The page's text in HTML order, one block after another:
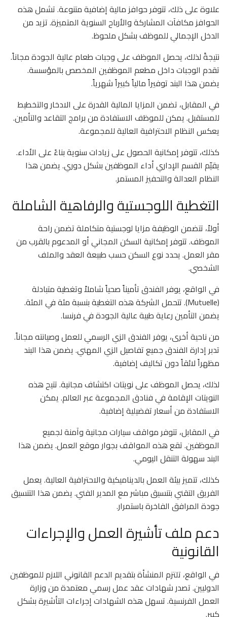
علاوة على ذلك، تتوفر حوافز مالية إضافية متنوعة. تشمل هذه
الحوافز مكافآت المشاركة والأرباح السنوية المتميزة. تزيد من
الدخل الإجمالي للموظف بشكل ملحوظ.
نتيجةً لذلك، يحصل الموظف على وجبات طعام عالية الجودة مجاناً.
تقدم الوجبات داخل مطعم الموظفين المخصص بالمؤسسة.
يضمن هذا البند توفيراً مالياً كبيراً شهرياً.
في المقابل، تضمن المزايا المالية القدرة على الادخار والتخطيط
للمستقبل. يمكن للموظف الاستفادة من برامج التقاعد والتأمين.
يعكس النظام الاحترافية العالية للمجموعة.
كذلك، تتوفر إمكانية الحصول على زيادات سنوية بناءً على الأداء.
يقيّم القسم الإداري أداء الموظفين بشكل دوري. يضمن هذا
النظام العدالة والتحفيز المستمر.
التغطية اللوجستية والرفاهية الشاملة
أولاً، تتضمن الوظيفة مزايا لوجستية متكاملة تضمن راحة
الموظف. تتوفر إمكانية السكن المجاني أو المدعوم بالقرب من
مقر العمل. يحدد نوع السكن حسب طبيعة العقد والملف
الشخصي.
في الواقع، يوفر الفندق تأميناً صحياً شاملاً وتغطية متبادلة
(Mutuelle). تتحمل الشركة هذه التغطية بنسبة مئة في المئة.
يضمن التأمين رعاية طبية عالية الجودة في فرنسا.
من ناحية أخرى، يوفر الفندق الزي الرسمي للعمل وصيانته مجاناً.
تدبر إدارة الفندق جميع تفاصيل الزي المهني. يضمن هذا البند
مظهراً لائقاً دون تكاليف إضافية.
لذلك، يحصل الموظف على نويتات اكتشاف مجانية. تتيح هذه
النويتات الإقامة في فنادق المجموعة عبر العالم. يمكن
الاستفادة من أسعار تفضيلية إضافية.
في المقابل، تتوفر مواقف سيارات مجانية وآمنة لجميع
الموظفين. تقع هذه المواقف بجوار موقع العمل. يضمن هذا
البند سهولة التنقل اليومي.
كذلك، تتميز بيئة العمل بالديناميكية والاحترافية العالية. يعمل
الفريق التقني بتنسيق مباشر مع المدير الفني. يضمن هذا التنسيق
جودة المرافق الفاخرة باستمرار.
دعم ملف تأشيرة العمل والإجراءات
القانونية
في الواقع، تلتزم المنشأة بتقديم الدعم القانوني اللازم للموظفين
الدوليين. تصدر شهادات عقد عمل رسمي معتمدة من وزارة
العمل الفرنسية. تسهل هذه الشهادات إجراءات التأشيرة بشكل
كبير.